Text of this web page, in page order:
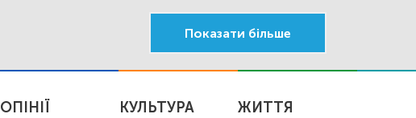
Показати більше
ОПІНІЇ КУЛЬТУРА ЖИТТЯ